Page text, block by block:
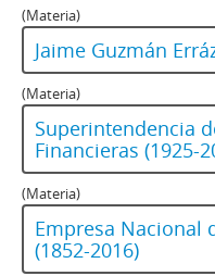
(Materia)
Jaime Guzmán
(Materia)
Superintendencia
Financieras (1925-
(Materia)
Empresa Nacional
(1852-2016)